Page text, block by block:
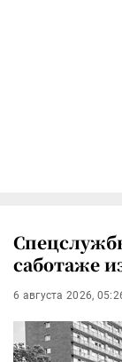
саботаже
6 августа 2026,